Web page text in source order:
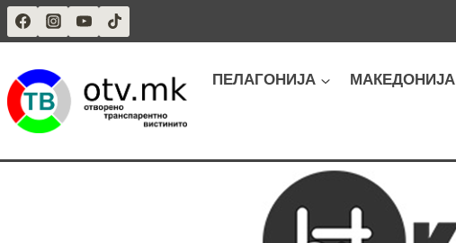
Skip
to
ПЕЛАГОНИЈА МАКЕДОНИЈА